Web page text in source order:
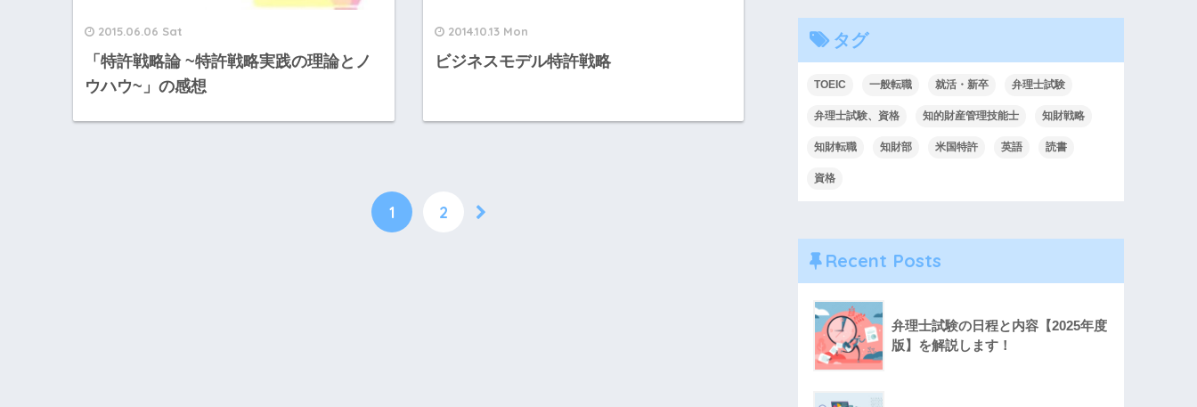
2015.06.06 Sat
「特許戦略論 ~特許戦略実践の理論とノ
ウハウ~」の感想
2014.10.13 Mon
ビジネスモデル特許戦略
1 2
タグ
TOEIC 一般転職 就活・新卒 弁理士試験
弁理士試験、資格 知的財産管理技能士 知財戦略
知財転職 知財部 米国特許 英語 読書
資格
Recent Posts
弁理士試験の日程と内容【2025年度
版】を解説します！